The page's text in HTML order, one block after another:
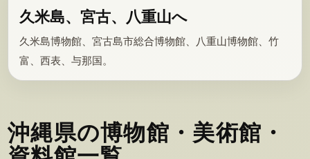
久米島、宮古、八重山へ
久米島博物館、宮古島市総合博物館、八重山博物館、竹
富、西表、与那国。
沖縄県の博物館・美術館・